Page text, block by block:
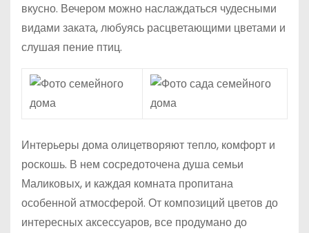
вкусно. Вечером можно наслаждаться чудесными
видами заката, любуясь расцветающими цветами и
слушая пение птиц.
Интерьеры дома олицетворяют тепло, комфорт и
роскошь. В нем сосредоточена душа семьи
Маликовых, и каждая комната пропитана
особенной атмосферой. От композиций цветов до
интересных аксессуаров, все продумано до